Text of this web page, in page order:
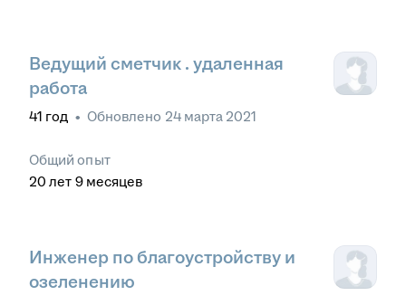
Ведущий сметчик . удаленная
работа
41 год • Обновлено 24 марта 2021
Общий опыт
20 лет 9 месяцев
Инженер по благоустройству и
озеленению